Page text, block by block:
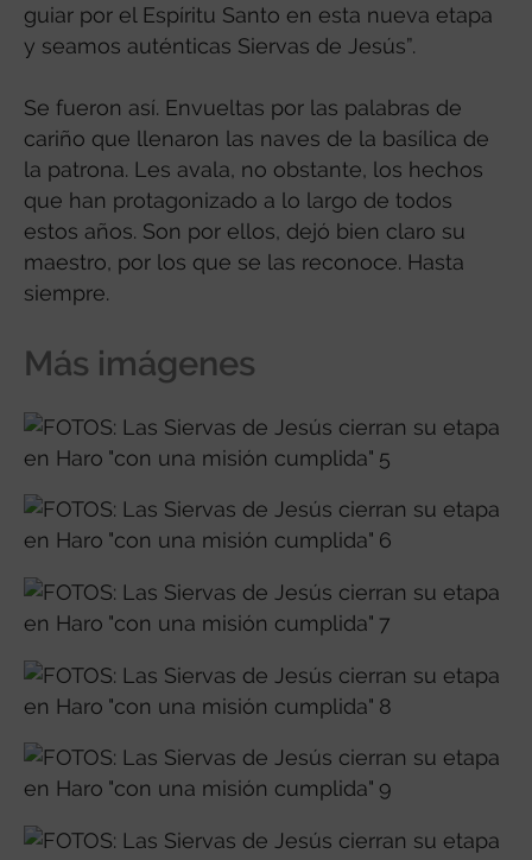
guiar por el Espíritu Santo en esta nueva etapa
y seamos auténticas Siervas de Jesús”.
Se fueron así. Envueltas por las palabras de
cariño que llenaron las naves de la basílica de
la patrona. Les avala, no obstante, los hechos
que han protagonizado a lo largo de todos
estos años. Son por ellos, dejó bien claro su
maestro, por los que se las reconoce. Hasta
siempre.
Más imágenes